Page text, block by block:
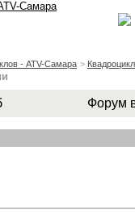
- ATV-Самара >
Форум